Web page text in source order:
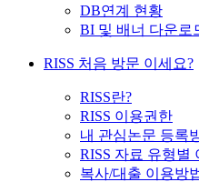
DB연계 현황
BI 및 배너 다운로
RISS 처음 방문 이세요?
RISS란?
RISS 이용권한
내 관심논문 등록
RISS 자료 유형별
복사/대출 이용방